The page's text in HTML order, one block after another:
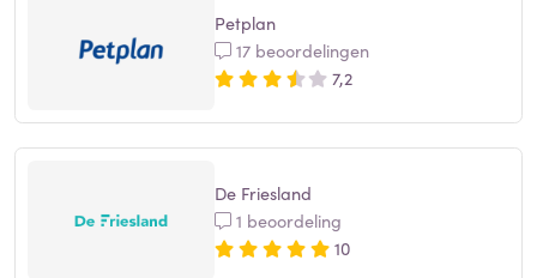
Petplan
17 beoordelingen
7,2
De Friesland
1 beoordeling
10